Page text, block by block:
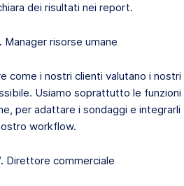
dei risultati nei report.
Manager risorse umane
come i nostri clienti valutano i nostri
Usiamo soprattutto le funzioni
per adattare i sondaggi e integrarli
workflow.
Direttore commerciale